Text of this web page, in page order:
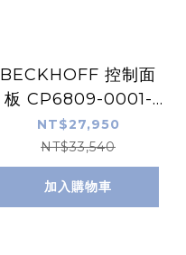
BECKHOFF 控制面
板 CP6809-0001-
0010
NT$27,950
NT$33,540
加入購物車